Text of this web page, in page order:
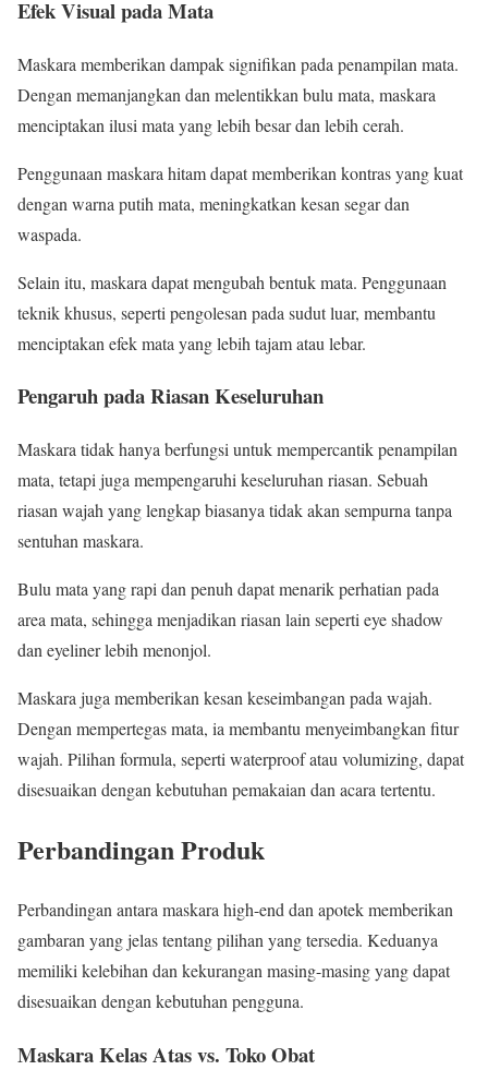
Efek Visual pada Mata
Maskara memberikan dampak signifikan pada penampilan mata.
Dengan memanjangkan dan melentikkan bulu mata, maskara
menciptakan ilusi mata yang lebih besar dan lebih cerah.
Penggunaan maskara hitam dapat memberikan kontras yang kuat
dengan warna putih mata, meningkatkan kesan segar dan
waspada.
Selain itu, maskara dapat mengubah bentuk mata. Penggunaan
teknik khusus, seperti pengolesan pada sudut luar, membantu
menciptakan efek mata yang lebih tajam atau lebar.
Pengaruh pada Riasan Keseluruhan
Maskara tidak hanya berfungsi untuk mempercantik penampilan
mata, tetapi juga mempengaruhi keseluruhan riasan. Sebuah
riasan wajah yang lengkap biasanya tidak akan sempurna tanpa
sentuhan maskara.
Bulu mata yang rapi dan penuh dapat menarik perhatian pada
area mata, sehingga menjadikan riasan lain seperti eye shadow
dan eyeliner lebih menonjol.
Maskara juga memberikan kesan keseimbangan pada wajah.
Dengan mempertegas mata, ia membantu menyeimbangkan fitur
wajah. Pilihan formula, seperti waterproof atau volumizing, dapat
disesuaikan dengan kebutuhan pemakaian dan acara tertentu.
Perbandingan Produk
Perbandingan antara maskara high-end dan apotek memberikan
gambaran yang jelas tentang pilihan yang tersedia. Keduanya
memiliki kelebihan dan kekurangan masing-masing yang dapat
disesuaikan dengan kebutuhan pengguna.
Maskara Kelas Atas vs. Toko Obat